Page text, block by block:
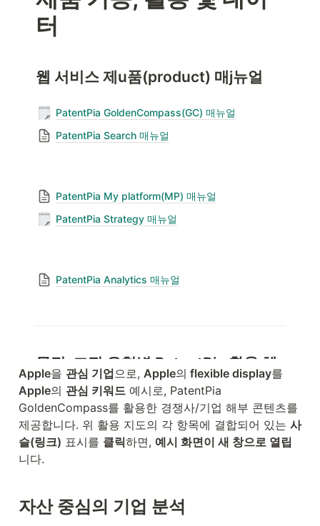
Apple을 관심 기업으로, Apple의 flexible display
Apple의 관심 키워드 예시로, PatentPia
GoldenCompass를 활용한 경쟁사/기업 해부 콘텐츠를
제공합니다. 위 활용 지도의 각 항목에 결합되어 있는 사
슬(링크) 표시를 클릭하면, 예시 화면이 새 창으로 열립
니다.
자산 중심의 기업 분석